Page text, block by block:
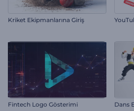
Kriket Ekipmanlarına Giriş
Fintech Logo Gösterimi Dans